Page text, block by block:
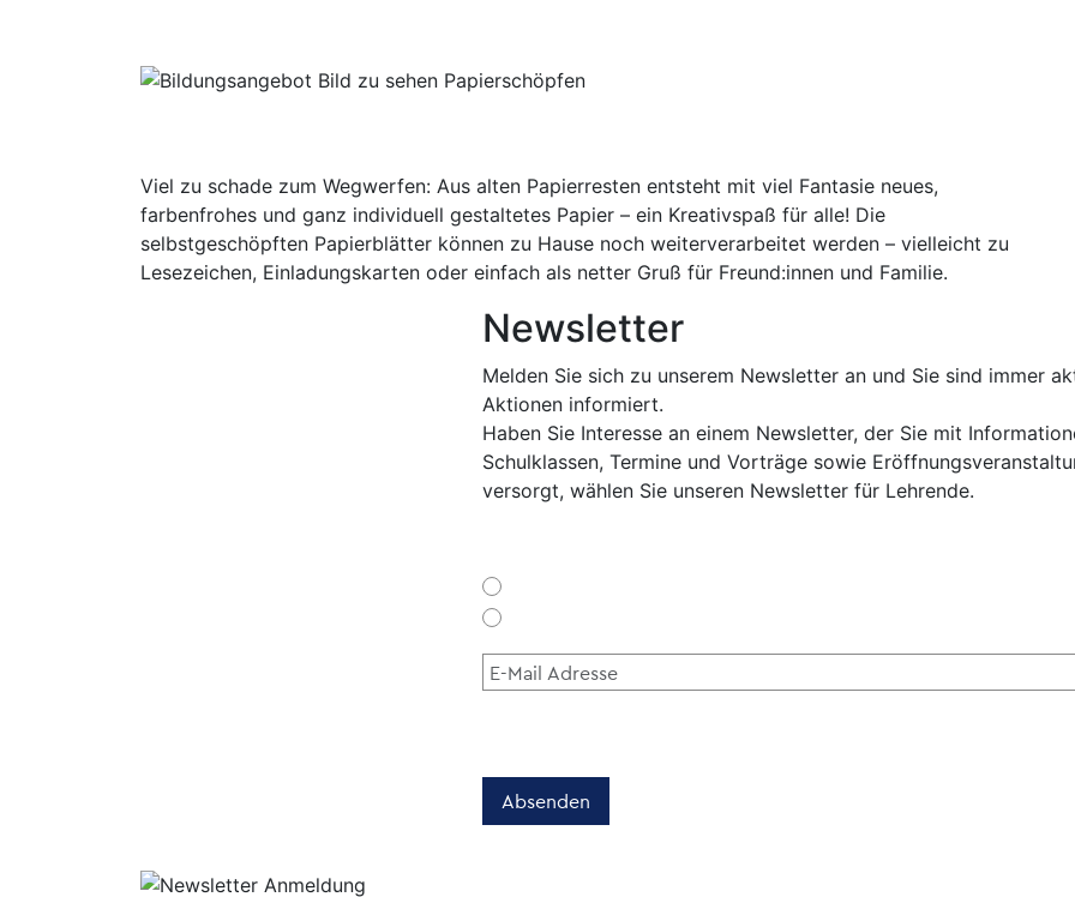
Viel zu schade zum Wegwerfen: Aus alten Papierresten entsteht mit viel Fantasie neues,
farbenfrohes und ganz individuell gestaltetes Papier – ein Kreativspaß für alle! Die
selbstgeschöpften Papierblätter können zu Hause noch weiterverarbeitet werden – vielleicht zu
Lesezeichen, Einladungskarten oder einfach als netter Gruß für Freund:innen und Familie.
Newsletter
Melden Sie sich zu unserem Newsletter an und Sie sind immer
Aktionen informiert.
Haben Sie Interesse an einem Newsletter, der Sie mit
Schulklassen, Termine und Vorträge sowie
versorgt, wählen Sie unseren Newsletter für Lehrende.